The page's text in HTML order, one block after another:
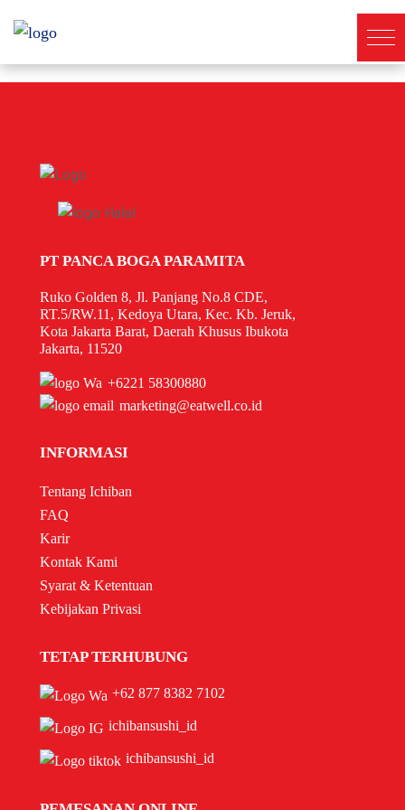
PT PANCA BOGA PARAMITA
Ruko Golden 8, Jl. Panjang No.8 CDE,
RT.5/RW.11, Kedoya Utara, Kec. Kb. Jeruk,
Kota Jakarta Barat, Daerah Khusus Ibukota
Jakarta, 11520
+6221 58300880
marketing@eatwell.co.id
INFORMASI
Tentang Ichiban
FAQ
Karir
Kontak Kami
Syarat & Ketentuan
Kebijakan Privasi
TETAP TERHUBUNG
+62 877 8382 7102
ichibansushi_id
ichibansushi_id